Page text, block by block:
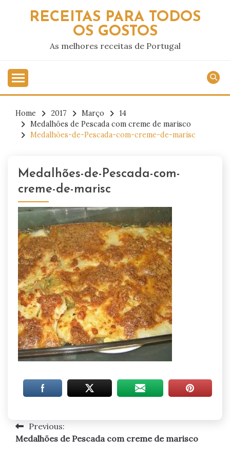
RECEITAS PARA TODOS
OS GOSTOS
As melhores receitas de Portugal
Home 2017 Março
14
Medalhões de Pescada com creme de marisco
Medalhões-de-Pescada-com-creme-de-marisc
Medalhões-de-Pescada-com-
creme-de-marisc
Navegação
Previous:
Medalhões de Pescada com creme de marisco